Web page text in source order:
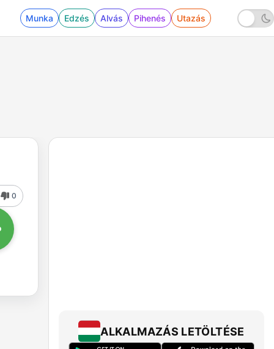
Munka Edzés Alvás Pihenés Utazás
0
ALKALMAZÁS LETÖLTÉSE